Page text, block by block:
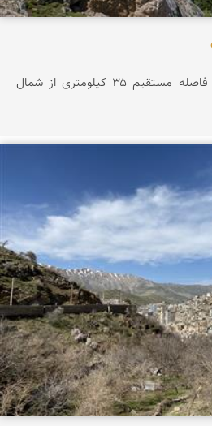
اوپرت مرز بیابان و آبان در فاصله مستقیم ۳۵ کیلومتری از شمال